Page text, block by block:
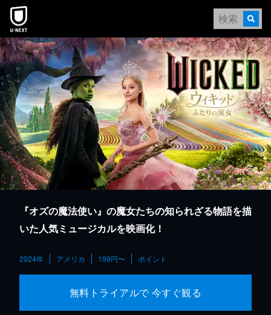
本文へスキップ
『オズの魔法使い』の魔女たちの知られざる物語を描
いた人気ミュージカルを映画化！
2024年 アメリカ 199円〜 ポイント
無料トライアルで 今すぐ観る